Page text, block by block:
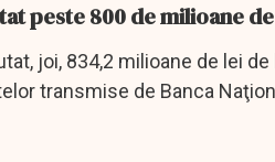
peste 800 de milioane
joi, 834,2 milioane de lei
transmise de Banca